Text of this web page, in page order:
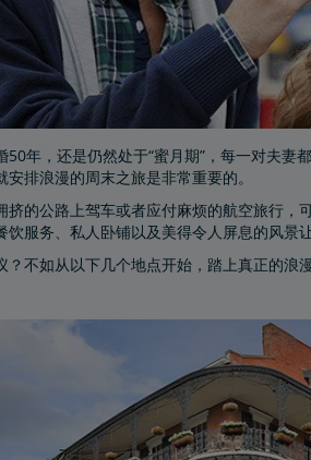
50年，还是仍然处于“蜜月期”，每一对夫
安排浪漫的周末之旅是非常重要的。
挤的公路上驾车或者应付麻烦的航空旅行
饮服务、私人卧铺以及美得令人屏息的风景
？不如从以下几个地点开始，踏上真正的浪漫